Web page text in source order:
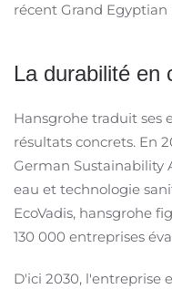
récent Grand Egyptian
La durabilité en
Hansgrohe traduit ses
résultats concrets. En
German Sustainability
eau et technologie
EcoVadis, hansgrohe
130 000 entreprises
D'ici 2030, l'entreprise